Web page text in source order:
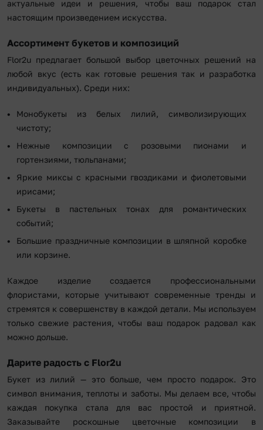
актуальные идеи и решения, чтобы ваш подарок стал
настоящим произведением искусства.
Ассортимент букетов и композиций
Flor2u предлагает большой выбор цветочных решений на
любой вкус (есть как готовые решения так и разработка
индивидуальных). Среди них:
Монобукеты из белых лилий, символизирующих
чистоту;
Нежные композиции с розовыми пионами и
гортензиями, тюльпанами;
Яркие миксы с красными гвоздиками и фиолетовыми
ирисами;
Букеты в пастельных тонах для романтических
событий;
Большие праздничные композиции в шляпной коробке
или корзине.
Каждое изделие создается профессиональными
флористами, которые учитывают современные тренды и
стремятся к совершенству в каждой детали. Мы используем
только свежие растения, чтобы ваш подарок радовал как
можно дольше.
Дарите радость с Flor2u
Букет из лилий — это больше, чем просто подарок. Это
символ внимания, теплоты и заботы. Мы делаем все, чтобы
каждая покупка стала для вас простой и приятной.
Заказывайте роскошные цветочные композиции в